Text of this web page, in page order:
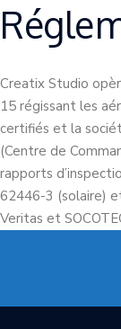
Creatix Studio
15 régissant les
certifiés et la
(Centre de
rapports
62446-3 (solaire)
Veritas et